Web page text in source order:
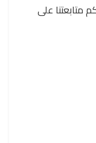
متابعتنا على